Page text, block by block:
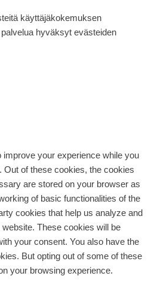
käyttäjäkokemuksen
hyväksyt evästeiden
your experience while you
Out of these cookies, the cookies
are stored on your browser as
of basic functionalities of the
cookies that help us analyze and
These cookies will be
your consent. You also have the
But opting out of some of these
your browsing experience.